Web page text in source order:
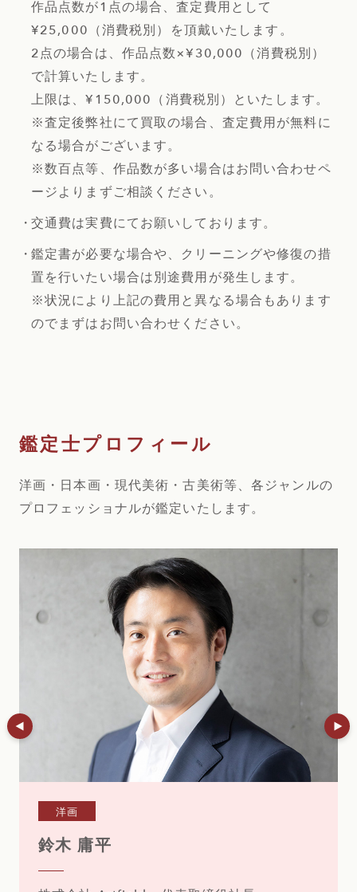
作品点数が1点の場合、査定費用として
¥25,000（消費税別）を頂戴いたします。
2点の場合は、作品点数×¥30,000（消費税別）
で計算いたします。
上限は、¥150,000（消費税別）といたします。
※査定後弊社にて買取の場合、査定費用が無料に
なる場合がございます。
※数百点等、作品数が多い場合はお問い合わせペ
ージよりまずご相談ください。
交通費は実費にてお願いしております。
鑑定書が必要な場合や、クリーニングや修復の措
置を行いたい場合は別途費用が発生します。
※状況により上記の費用と異なる場合もあります
のでまずはお問い合わせください。
洋画・日本画・現代美術・古美術等、各ジャンルの
プロフェッショナルが鑑定いたします。
洋画
鈴木 庸平